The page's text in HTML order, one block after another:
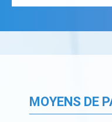
MOYENS DE